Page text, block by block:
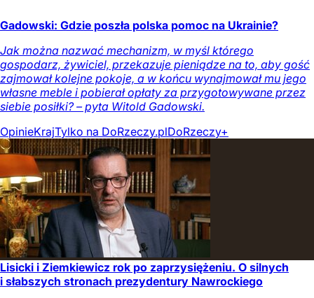
Gadowski: Gdzie poszła polska pomoc na Ukrainie?
Jak można nazwać mechanizm, w myśl którego
gospodarz, żywiciel, przekazuje pieniądze na to, aby gość
zajmował kolejne pokoje, a w końcu wynajmował mu jego
własne meble i pobierał opłaty za przygotowywane przez
siebie posiłki? – pyta Witold Gadowski.
OpinieKrajTylko na DoRzeczy.plDoRzeczy+
Lisicki i Ziemkiewicz rok po zaprzysiężeniu. O silnych
i słabszych stronach prezydentury Nawrockiego